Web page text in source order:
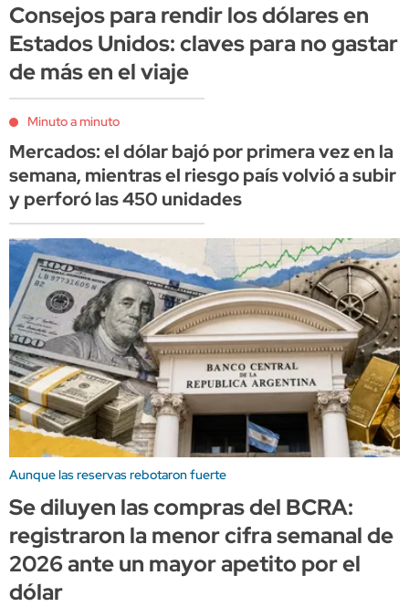
Consejos para rendir los dólares en
Estados Unidos: claves para no gastar
de más en el viaje
Minuto a minuto
Mercados: el dólar bajó por primera vez en la
semana, mientras el riesgo país volvió a subir
y perforó las 450 unidades
Aunque las reservas rebotaron fuerte
Se diluyen las compras del BCRA:
registraron la menor cifra semanal de
2026 ante un mayor apetito por el
dólar